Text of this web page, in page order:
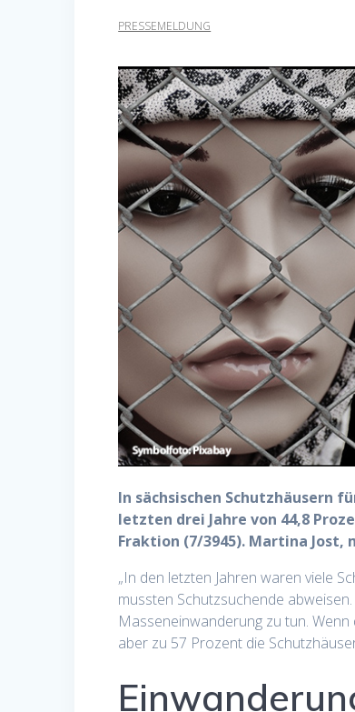
PRESSEMELDUNG
In sächsischen Schutzhäusern
letzten drei Jahre von 44,8
Fraktion (7/3945). Martina
„In den letzten Jahren waren viele
mussten Schutzsuchende
Masseneinwanderung zu tun.
aber zu 57 Prozent die